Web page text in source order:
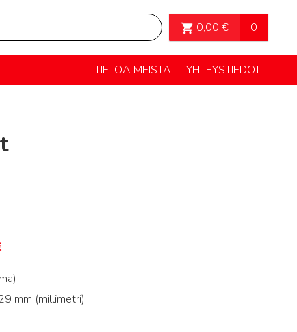
0,00 € 0
OSTOSKORI>
TIETOA MEISTÄ YHTEYSTIEDOT
mm (millimetri)